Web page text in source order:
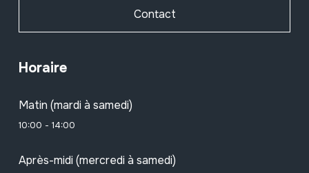
Contact
Horaire
Matin (mardi à samedi)
10:00 - 14:00
Après-midi (mercredi à samedi)